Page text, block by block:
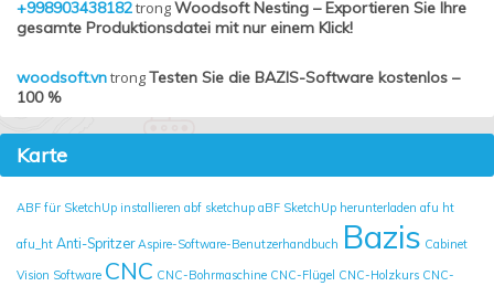
+998903438182trongWoodsoft Nesting – Exportieren Sie Ihre
gesamte Produktionsdatei mit nur einem Klick!
woodsoft.vntrongTesten Sie die BAZIS-Software kostenlos –
100 %
Karte
ABF für SketchUp installieren abf sketchup aBF SketchUp herunterladen afu ht
afu_ht Anti-Spritzer Aspire-Software-Benutzerhandbuch Bazis Cabinet
Vision Software CNC CNC-Bohrmaschine CNC-Flügel CNC-Holzkurs CNC-